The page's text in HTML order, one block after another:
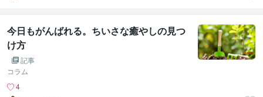
今日もがんばれる。ちいさな癒やしの見つ
け方
記事
コラム
4